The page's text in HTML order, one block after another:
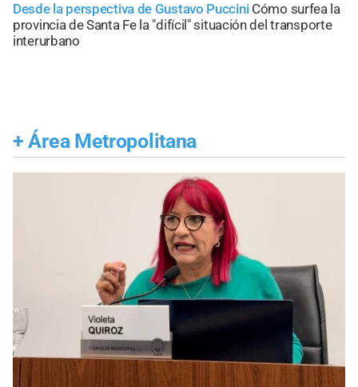
Desde la perspectiva de Gustavo Puccini Cómo surfea la
provincia de Santa Fe la "difícil" situación del transporte
interurbano
+ Área Metropolitana